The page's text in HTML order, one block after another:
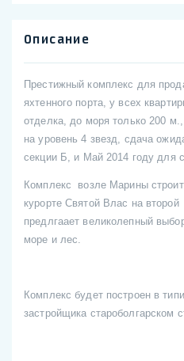
Описание
Престижный комплекс для
яхтенного порта, у всех
отделка, до моря только 200
на уровень 4 звезд, сдача
секции Б, и Май 2014 году для
Комплекс возле Марины
курорте Святой Влас на
предлгаает великолепный
море и лес.
Комплекс будет построен в
застройщика староболгарском